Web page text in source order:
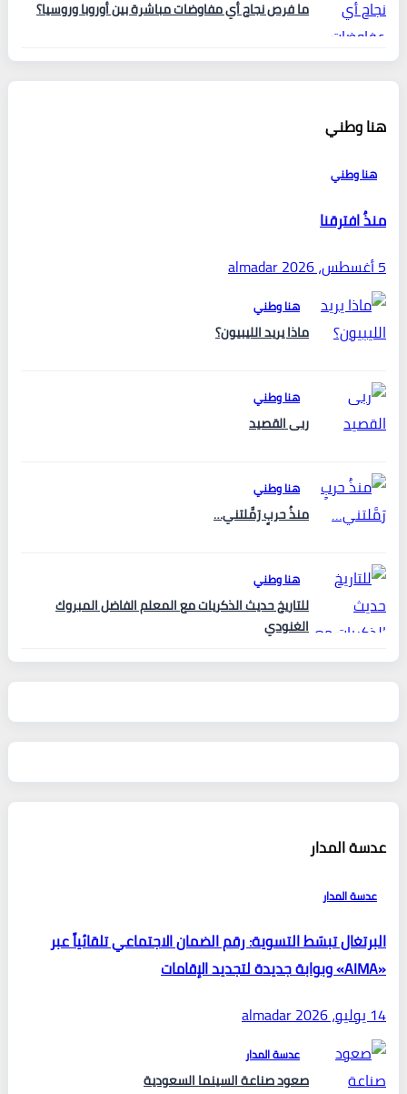
ما فرص نجاح أي مفاوضات مباشرة بين أوروبا وروسيا؟
هنا وطني
هنا وطني
منذُ افترقنا
5 أغسطس، 2026
almadar
هنا وطني
ماذا يريد الليبيون؟
هنا وطني
ربى القصيد
هنا وطني
منذُ حربٍ رَمَّلتني…
هنا وطني
للتاريخ حديث الذكريات مع المعلم الفاضل المبروك
الغنودي
عدسة المدار
عدسة المدار
البرتغال تبسّط التسوية: رقم الضمان الاجتماعي تلقائياً عبر
«AIMA» وبوابة جديدة لتجديد الإقامات
14 يوليو، 2026
almadar
عدسة المدار
صعود صناعة السينما السعودية